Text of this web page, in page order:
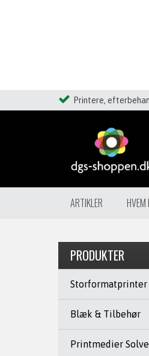
Printere,
ARTIKLER HVEM
PRODUKTER
Storformatprinter
Blæk & Tilbehør
Printmedier